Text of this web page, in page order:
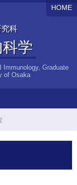
科
学
Immunology, Graduate
of Osaka
HOME